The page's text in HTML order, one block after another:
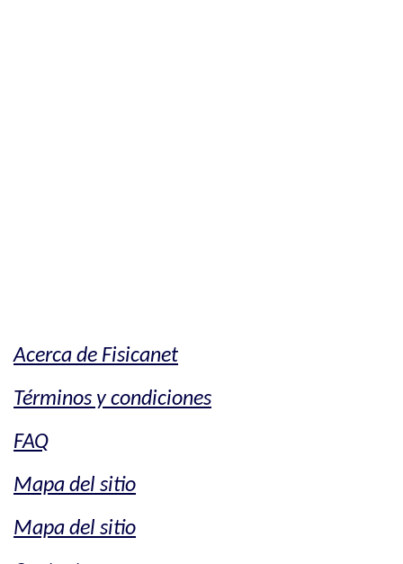
Acerca de Fisicanet
Términos y condiciones
FAQ
Mapa del sitio
Mapa del sitio